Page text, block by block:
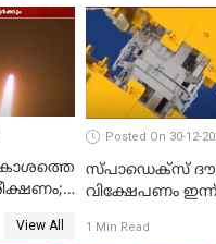
View All
Posted On 30-12-
സ്പാഡെക്‌സ്
വിക്ഷേപണം ഇന്ന്
1 Min Read